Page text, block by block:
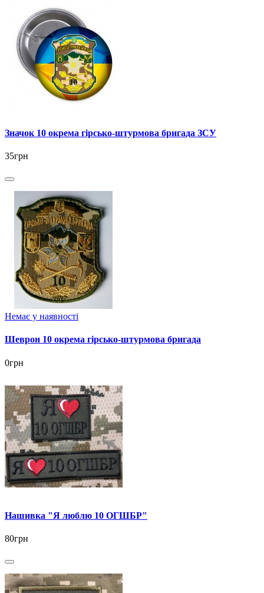
Значок 10 окрема гірсько-штурмова бригада ЗСУ
35грн
Немає у наявності
Шеврон 10 окрема гірсько-штурмова бригада
0грн
Нашивка "Я люблю 10 ОГШБР"
80грн